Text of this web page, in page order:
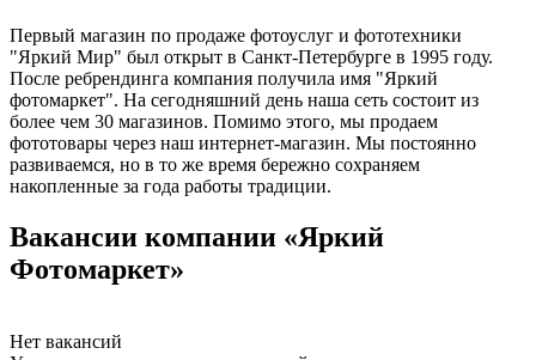
Первый магазин по продаже фотоуслуг и фототехники
"Яркий Мир" был открыт в Санкт-Петербурге в 1995 году.
После ребрендинга компания получила имя "Яркий
фотомаркет". На сегодняшний день наша сеть состоит из
более чем 30 магазинов. Помимо этого, мы продаем
фототовары через наш интернет-магазин. Мы постоянно
развиваемся, но в то же время бережно сохраняем
накопленные за года работы традиции.
Вакансии компании «Яркий
Фотомаркет»
Нет вакансий